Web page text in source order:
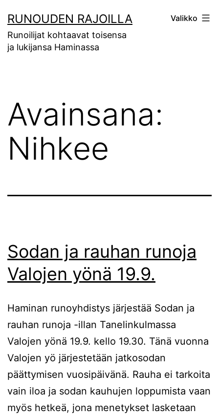
sisältöön
RUNOUDEN RAJOILLA
Runoilijat kohtaavat toisensa
ja lukijansa Haminassa
Valikko
Avainsana:
Nihkee
Sodan ja rauhan runoja
Valojen yönä 19.9.
Haminan runoyhdistys järjestää Sodan ja
rauhan runoja -illan Tanelinkulmassa
Valojen yönä 19.9. kello 19.30. Tänä vuonna
Valojen yö järjestetään jatkosodan
päättymisen vuosipäivänä. Rauha ei tarkoita
vain iloa ja sodan kauhujen loppumista vaan
myös hetkeä, jona menetykset lasketaan